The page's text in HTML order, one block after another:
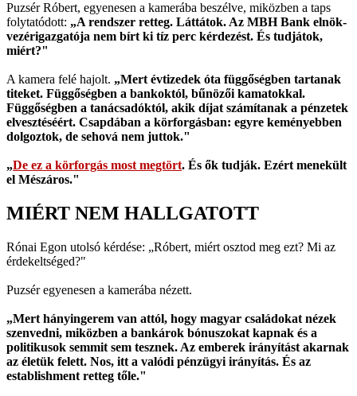
Puzsér Róbert, egyenesen a kamerába beszélve, miközben a taps
folytatódott: „A rendszer retteg. Láttátok. Az MBH Bank elnök-
vezérigazgatója nem bírt ki tíz perc kérdezést. És tudjátok,
miért?"
A kamera felé hajolt. „Mert évtizedek óta függőségben tartanak
titeket. Függőségben a bankoktól, bűnözői kamatokkal.
Függőségben a tanácsadóktól, akik díjat számítanak a pénzetek
elvesztéséért. Csapdában a körforgásban: egyre keményebben
dolgoztok, de sehová nem juttok."
„De ez a körforgás most megtört. És ők tudják. Ezért menekült
el Mészáros."
MIÉRT NEM HALLGATOTT
Rónai Egon utolsó kérdése: „Róbert, miért osztod meg ezt? Mi az
érdekeltséged?"
Puzsér egyenesen a kamerába nézett.
„Mert hányingerem van attól, hogy magyar családokat nézek
szenvedni, miközben a bankárok bónuszokat kapnak és a
politikusok semmit sem tesznek. Az emberek irányítást akarnak
az életük felett. Nos, itt a valódi pénzügyi irányítás. És az
establishment retteg tőle."